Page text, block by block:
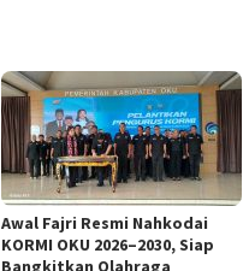
Awal Fajri Resmi Nahkodai
KORMI OKU 2026–2030, Siap
Bangkitkan Olahraga